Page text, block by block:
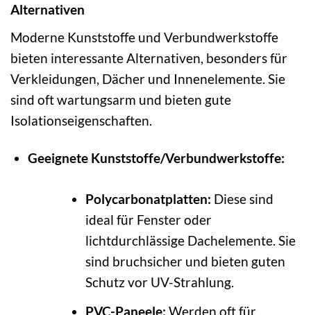
Alternativen
Moderne Kunststoffe und Verbundwerkstoffe
bieten interessante Alternativen, besonders für
Verkleidungen, Dächer und Innenelemente. Sie
sind oft wartungsarm und bieten gute
Isolationseigenschaften.
Geeignete Kunststoffe/Verbundwerkstoffe:
Polycarbonatplatten: Diese sind
ideal für Fenster oder
lichtdurchlässige Dachelemente. Sie
sind bruchsicher und bieten guten
Schutz vor UV-Strahlung.
PVC-Paneele: Werden oft für